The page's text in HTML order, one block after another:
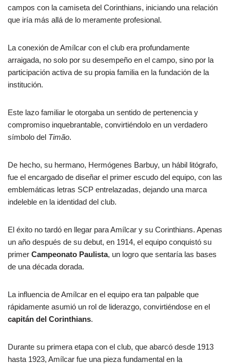
campos con la camiseta del Corinthians, iniciando una relación
que iría más allá de lo meramente profesional.
La conexión de Amílcar con el club era profundamente
arraigada, no solo por su desempeño en el campo, sino por la
participación activa de su propia familia en la fundación de la
institución.
Este lazo familiar le otorgaba un sentido de pertenencia y
compromiso inquebrantable, convirtiéndolo en un verdadero
símbolo del Timão.
De hecho, su hermano, Hermógenes Barbuy, un hábil litógrafo,
fue el encargado de diseñar el primer escudo del equipo, con las
emblemáticas letras SCP entrelazadas, dejando una marca
indeleble en la identidad del club.
El éxito no tardó en llegar para Amílcar y su Corinthians. Apenas
un año después de su debut, en 1914, el equipo conquistó su
primer Campeonato Paulista, un logro que sentaría las bases
de una década dorada.
La influencia de Amílcar en el equipo era tan palpable que
rápidamente asumió un rol de liderazgo, convirtiéndose en el
capitán del Corinthians.
Durante su primera etapa con el club, que abarcó desde 1913
hasta 1923, Amílcar fue una pieza fundamental en la